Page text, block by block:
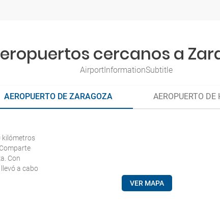
cercanos a
AirportInformationSubtitle
AEROPUERTO DE ZARAGOZA AEROPUERTO DE
kilómetros
Con
a cabo
VER MAPA